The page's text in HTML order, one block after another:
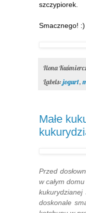
szczypiorek.
Smacznego! :)
Ilona
Labels:jogurt,
Małe
Przed
w całym
doskonale